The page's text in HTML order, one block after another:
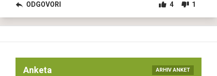
ODGOVORI 4 1
Anketa ARHIV ANKET